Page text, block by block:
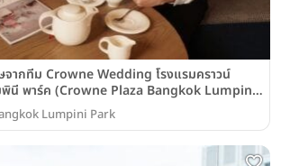
ากทีม Crowne Wedding โรงแรมคราวน์
พินี พาร์ค (Crowne Plaza Bangkok Lumpini
Lumpini Park